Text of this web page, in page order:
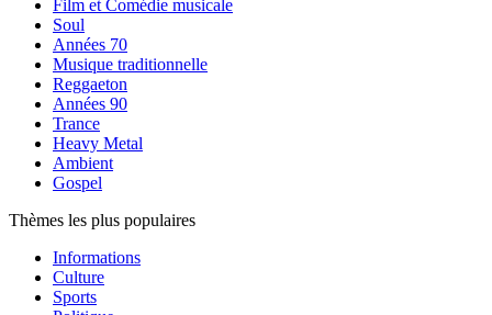
Film et Comédie musicale
Soul
Années 70
Musique traditionnelle
Reggaeton
Années 90
Trance
Heavy Metal
Ambient
Gospel
Thèmes les plus populaires
Informations
Culture
Sports